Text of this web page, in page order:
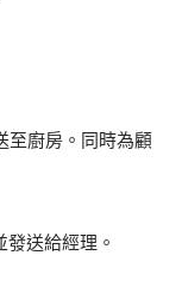
至廚房。同時為顧
送給經理。